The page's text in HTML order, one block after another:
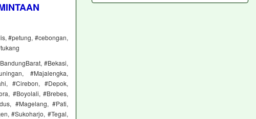
#petung, #cebongan,
#Bekasi,
#Majalengka,
#Cirebon, #Depok,
#Boyolali, #Brebes,
#Magelang, #Pati,
#Sukoharjo, #Tegal,